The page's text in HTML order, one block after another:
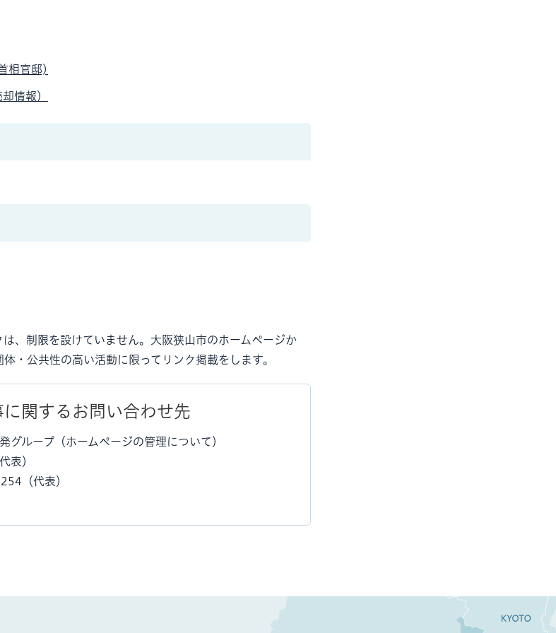
相官邸)
情報）
、制限を設けていません。大阪狭山市のホームページか
・公共性の高い活動に限ってリンク掲載をします。
に関するお問い合わせ先
グループ（ホームページの管理について）
表）
（代表）